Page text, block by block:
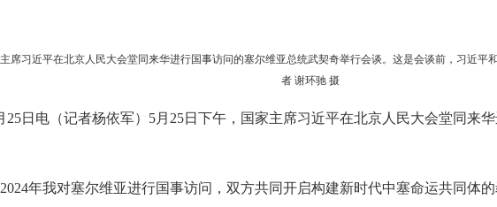
席习近平在北京人民大会堂同来华进行国事访问的塞尔维亚总统武契奇举行会谈。这是会谈前，习近平
者 谢环驰 摄
25日电（记者杨依军）5月25日下午，国家主席习近平在北京人民大会堂同来
年我对塞尔维亚进行国事访问，双方共同开启构建新时代中塞命运共同体